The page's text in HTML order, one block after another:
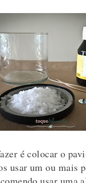
é colocar o
usar um ou mais